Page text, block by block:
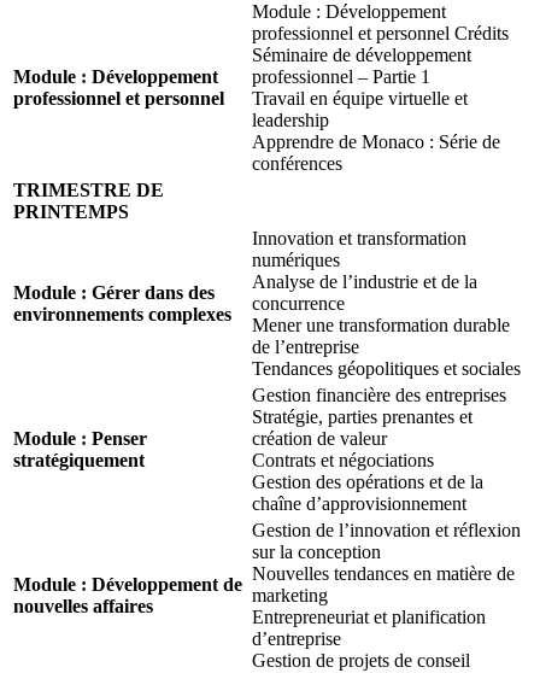
Module : Développement
professionnel et personnel
Module : Développement
professionnel et personnel Crédits
Séminaire de développement
professionnel – Partie 1
Travail en équipe virtuelle et
leadership
Apprendre de Monaco : Série de
conférences
TRIMESTRE DE
PRINTEMPS
Module : Gérer dans des
environnements complexes
Innovation et transformation
numériques
Analyse de l’industrie et de la
concurrence
Mener une transformation durable
de l’entreprise
Tendances géopolitiques et sociales
Module : Penser
stratégiquement
Gestion financière des entreprises
Stratégie, parties prenantes et
création de valeur
Contrats et négociations
Gestion des opérations et de la
chaîne d’approvisionnement
Module : Développement de
nouvelles affaires
Gestion de l’innovation et réflexion
sur la conception
Nouvelles tendances en matière de
marketing
Entrepreneuriat et planification
d’entreprise
Gestion de projets de conseil